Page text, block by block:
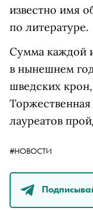
известно имя
по литературе.
Сумма каждой
в нынешнем
шведских
лауреатов
#НОВОСТИ